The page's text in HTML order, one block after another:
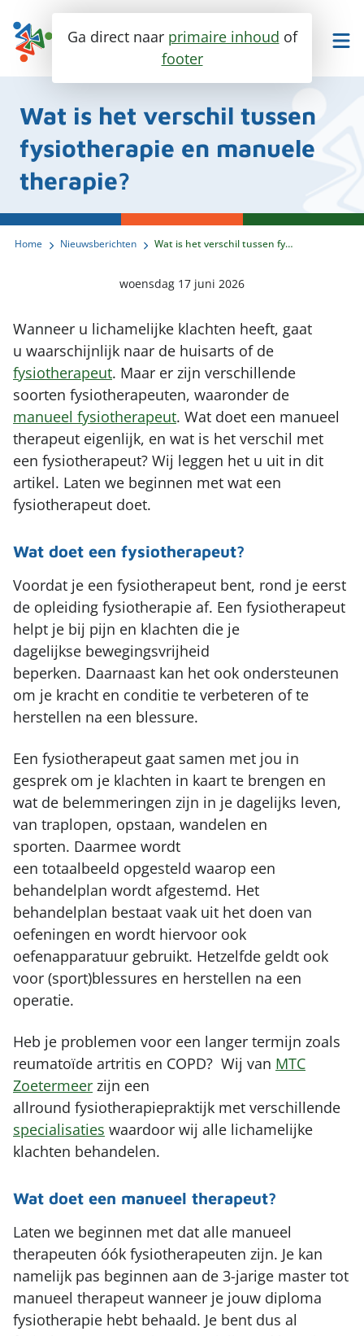
Ga direct naar primaire inhoud of
footer
Maak een afspraak
Ik heb last van..
Heup
Rug
Schouder
Elleboog
Pols en hand
Groepslessen
Medische fitness
Therapie in het water
Leefstijlprogramma (GLI)
Sport zooltjes aanmeten
Ontmoet ons team
Werken bij
Vergoeding & tarieven
Partners
Contact
Zoeken
Wat is het verschil tussen
fysiotherapie en manuele
therapie?
Home Nieuwsberichten Wat is het verschil tussen fysiotherapie en manuele therapie?
woensdag 17 juni 2026
Wanneer u lichamelijke klachten heeft, gaat
u waarschijnlijk naar de huisarts of de
fysiotherapeut. Maar er zijn verschillende
soorten fysiotherapeuten, waaronder de
manueel fysiotherapeut. Wat doet een manueel
therapeut eigenlijk, en wat is het verschil met
een fysiotherapeut? Wij leggen het u uit in dit
artikel. Laten we beginnen met wat een
fysiotherapeut doet.
Wat doet een fysiotherapeut?
Voordat je een fysiotherapeut bent, rond je eerst
de opleiding fysiotherapie af. Een fysiotherapeut
helpt je bij pijn en klachten die je
dagelijkse bewegingsvrijheid
beperken. Daarnaast kan het ook ondersteunen
om je kracht en conditie te verbeteren of te
herstellen na een blessure.
Een fysiotherapeut gaat samen met jou in
gesprek om je klachten in kaart te brengen en
wat de belemmeringen zijn in je dagelijks leven,
van traplopen, opstaan, wandelen en
sporten. Daarmee wordt
een totaalbeeld opgesteld waarop een
behandelplan wordt afgestemd. Het
behandelplan bestaat vaak uit het doen van
oefeningen en wordt hiervoor ook
oefenapparatuur gebruikt. Hetzelfde geldt ook
voor (sport)blessures en herstellen na een
operatie.
Heb je problemen voor een langer termijn zoals
reumatoïde artritis en COPD? Wij van MTC
Zoetermeer zijn een
allround fysiotherapiepraktijk met verschillende
specialisaties waardoor wij alle lichamelijke
klachten behandelen.
Wat doet een manueel therapeut?
Laten we beginnen met dat alle manueel
therapeuten óók fysiotherapeuten zijn. Je kan
namelijk pas beginnen aan de 3-jarige master tot
manueel therapeut wanneer je jouw diploma
fysiotherapie hebt behaald. Je bent dus al